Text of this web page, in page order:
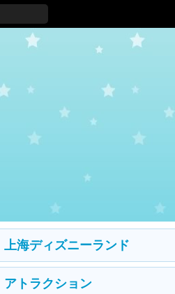
上海ディズニーランド
アトラクション